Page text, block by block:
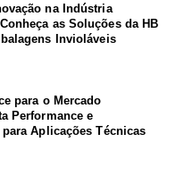
na Indústria
as Soluções da HB
Invioláveis
para o Mercado
Performance e
Aplicações Técnicas